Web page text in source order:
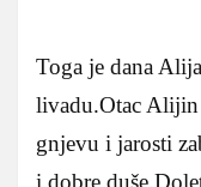
Toga je dana
livadu.Otac
gnjevu i jarosti
i dobre